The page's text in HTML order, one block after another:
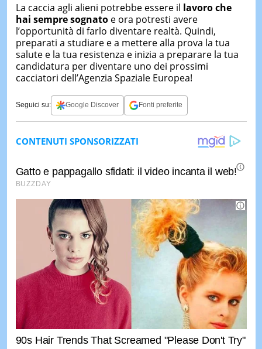
La caccia agli alieni potrebbe essere il lavoro che
hai sempre sognatoe ora potresti avere
l’opportunità di farlo diventare realtà. Quindi,
preparati a studiare e a mettere alla prova la tua
salute e la tua resistenza e inizia a preparare la tua
candidatura per diventare uno dei prossimi
cacciatori dell’Agenzia Spaziale Europea!
Seguici su: Google Discover Fonti preferite